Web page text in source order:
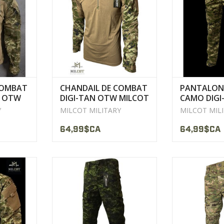
OTW
Chandail (80% coton / 20%
polyester).
AFFICHER LE PRODUIT
CHANDAIL DE COMBAT
DIGI-TAN OTW MILCOT
MILITARY
MILCOT MILITARY
64,99$CA
AFFICHER
CAMO
MILCOT
MILCOT
64,99$CA
avant
Fabriqué avec un matériau Rip-
Stop 65% polyester 35% coton
Rip-Stop
AFFICHER LE PRODUIT
Coutures
de
Triples
AFFICHER